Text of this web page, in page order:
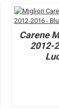
Carene
2012-